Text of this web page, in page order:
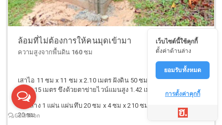
ล้อมที่ไม่ต้องการให้คนมุดเข้ามา
ความสูงจากพื้นดิน 160 ซม
เสาไอ 11 ซม x 11 ซม x 2.10 เมตร ฝังดิน 50 ซม. ระยะห่างระหว่าง
เสา 2.15 เมตร ขึงด้วยตาข่ายไวน์แมนสูง 1.42 เมตร
ด้านล่าง 1 แผ่น แผ่นทึบ 20 ซม x 4 ซม x 210 ซม แผ่นทึบล่างรวมสูง
20 ซม
เว็บไซต์นี้ใช้คุกกี้
ตั้งค่าด้านล่าง
ยอมรับทั้งหมด
การตั้งค่าคุกกี้